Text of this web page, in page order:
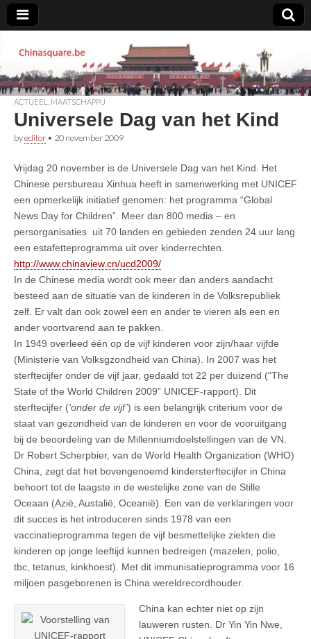
Chinasquare.be
ACTUEEL MAATSCHAPPIJ
Universele Dag van het Kind
byeditor • 20 november 2009
Vrijdag 20 november is de Universele Dag van het Kind. Het
Chinese persbureau Xinhua heeft in samenwerking met UNICEF
een opmerkelijk initiatief genomen: het programma “Global
News Day for Children”. Meer dan 800 media – en
persorganisaties uit 70 landen en gebieden zenden 24 uur lang
een estafetteprogramma uit over kinderrechten.
http://www.chinaview.cn/ucd2009/
In de Chinese media wordt ook meer dan anders aandacht
besteed aan de situatie van de kinderen in de Volksrepubliek
zelf. Er valt dan ook zowel een en ander te vieren als een en
ander voortvarend aan te pakken.
In 1949 overleed één op de vijf kinderen voor zijn/haar vijfde
(Ministerie van Volksgzondheid van China). In 2007 was het
sterftecijfer onder de vijf jaar, gedaald tot 22 per duizend (“The
State of the World Children 2009” UNICEF-rapport). Dit
sterftecijfer (‘onder de vijf’) is een belangrijk criterium voor de
staat van gezondheid van de kinderen en voor de vooruitgang
bij de beoordeling van de Millenniumdoelstellingen van de VN.
Dr Robert Scherpbier, van de World Health Organization (WHO)
China, zegt dat het bovengenoemd kindersterftecijfer in China
behoort tot de laagste in de westelijke zone van de Stille
Oceaan (Azië, Austalië, Oceanië). Een van de verklaringen voor
dit succes is het introduceren sinds 1978 van een
vaccinatieprogramma tegen de vijf besmettelijke ziekten die
kinderen op jonge leeftijd kunnen bedreigen (mazelen, polio,
tbc, tetanus, kinkhoest). Met dit immunisatieprogramma voor 16
miljoen pasgeborenen is China wereldrecordhouder.
China kan echter niet op zijn
lauweren rusten. Dr Yin Yin Nwe,